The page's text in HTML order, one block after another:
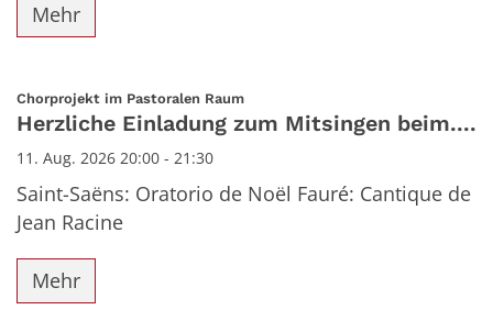
Mehr
Chorprojekt im Pastoralen Raum:
Herzliche Einladung zum Mitsingen beim....
11. Aug. 2026 20:00 - 21:30
Saint-Saëns: Oratorio de Noël Fauré: Cantique de
Jean Racine
Mehr